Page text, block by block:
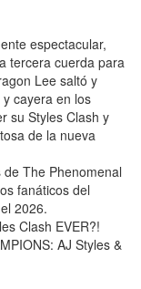
espectacular,
tercera cuerda para
Lee saltó y
cayera en los
su Styles Clash y
de la nueva
The Phenomenal
fanáticos del
2026.
Clash EVER?!
AJ Styles &